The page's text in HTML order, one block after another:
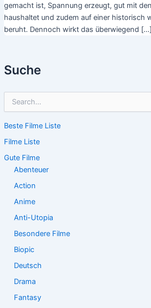
Suche
h
n
n
Beste Filme Liste
Filme Liste
Gute Filme
Abenteuer
Action
Anime
Anti-Utopia
Besondere Filme
Biopic
Deutsch
Drama
Fantasy
gemacht ist, Spannung erzeugt, gut mit
haushaltet und zudem auf einer historisch
beruht. Dennoch wirkt das überwiegend […]